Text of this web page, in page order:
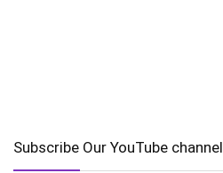
Subscribe Our YouTube channel